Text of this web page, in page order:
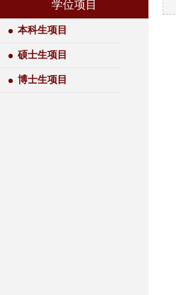
学位项目
本科生项目
硕士生项目
博士生项目